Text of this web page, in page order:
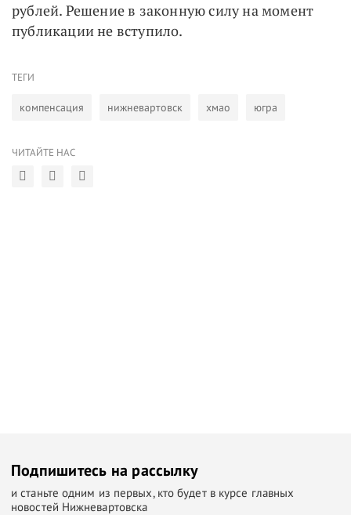
рублей. Решение в законную силу на момент
публикации не вступило.
ТЕГИ
компенсация нижневартовск хмао югра
ЧИТАЙТЕ НАС
Подпишитесь на рассылку
и станьте одним из первых, кто будет в курсе главных
новостей Нижневартовска